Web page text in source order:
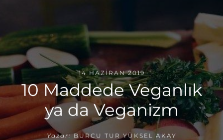
14 HAZIRAN 2019
10 Maddede Veganlık
ya da Veganizm
Yazar: BURCU TUR YÜKSEL AKAY